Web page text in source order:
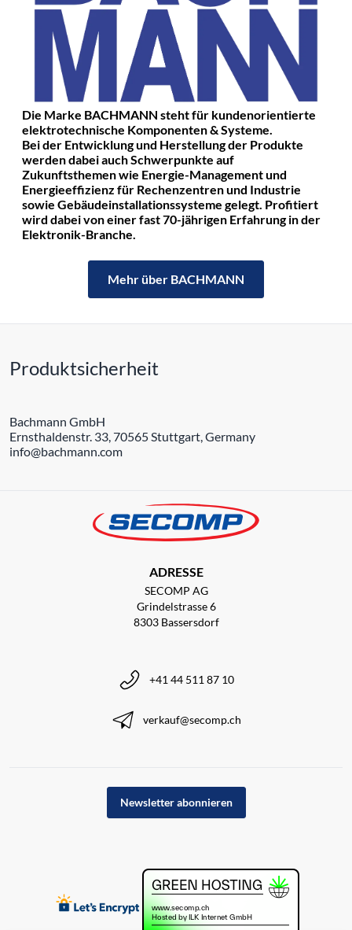
Die Marke BACHMANN steht für kundenorientierte
elektrotechnische Komponenten & Systeme.
Bei der Entwicklung und Herstellung der Produkte
werden dabei auch Schwerpunkte auf
Zukunftsthemen wie Energie-Management und
Energieeffizienz für Rechenzentren und Industrie
sowie Gebäudeinstallationssysteme gelegt. Profitiert
wird dabei von einer fast 70-jährigen Erfahrung in der
Elektronik-Branche.
Mehr über BACHMANN
Produktsicherheit
Bachmann GmbH
Ernsthaldenstr. 33, 70565 Stuttgart, Germany
info@bachmann.com
ADRESSE
SECOMP AG
Grindelstrasse 6
8303 Bassersdorf
+41 44 511 87 10
verkauf@secomp.ch
Newsletter abonnieren